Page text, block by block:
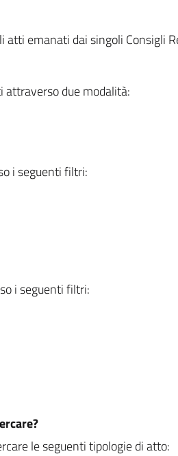
atti emanati dai singoli Consigli
attraverso due modalità:
i seguenti filtri:
i seguenti filtri:
le seguenti tipologie di atto: